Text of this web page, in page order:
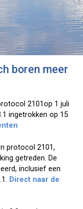
boren meer
2101op 1 juli
ingetrokken op 15
protocol 2101,
getreden. De
inclusief een
Direct naar de